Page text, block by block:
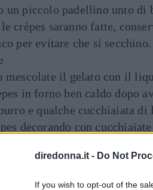
diredonna.it - Do Not
If you wish to opt-out of the
un piccolo padellino unto di
crèpes saranno fatte,
per evitare che si secchino.
mescolate il gelato con il
in forno ben caldo dopo
e qualche cucchiaiata di
decorando con
Continua a leggere dopo la